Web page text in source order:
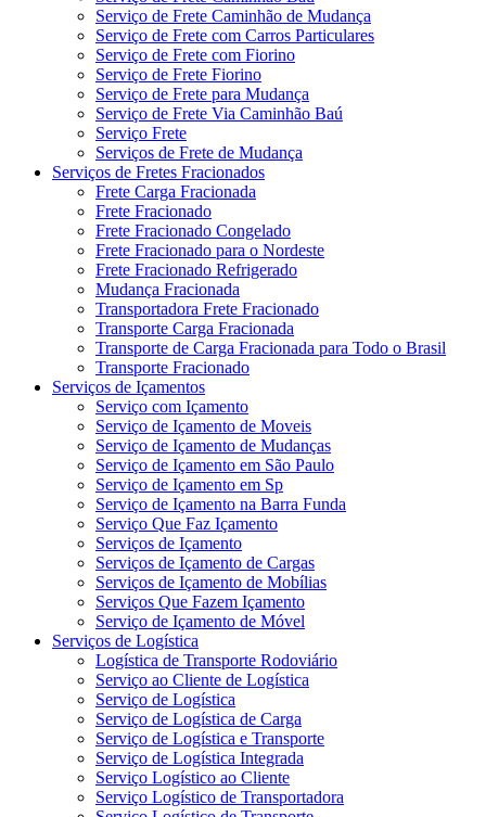
Serviço de Frete Caminhão de Mudança
Serviço de Frete com Carros Particulares
Serviço de Frete com Fiorino
Serviço de Frete Fiorino
Serviço de Frete para Mudança
Serviço de Frete Via Caminhão Baú
Serviço Frete
Serviços de Frete de Mudança
Serviços de Fretes Fracionados
Frete Carga Fracionada
Frete Fracionado
Frete Fracionado Congelado
Frete Fracionado para o Nordeste
Frete Fracionado Refrigerado
Mudança Fracionada
Transportadora Frete Fracionado
Transporte Carga Fracionada
Transporte de Carga Fracionada para Todo o Brasil
Transporte Fracionado
Serviços de Içamentos
Serviço com Içamento
Serviço de Içamento de Moveis
Serviço de Içamento de Mudanças
Serviço de Içamento em São Paulo
Serviço de Içamento em Sp
Serviço de Içamento na Barra Funda
Serviço Que Faz Içamento
Serviços de Içamento
Serviços de Içamento de Cargas
Serviços de Içamento de Mobílias
Serviços Que Fazem Içamento
Serviço de Içamento de Móvel
Serviços de Logística
Logística de Transporte Rodoviário
Serviço ao Cliente de Logística
Serviço de Logística
Serviço de Logística de Carga
Serviço de Logística e Transporte
Serviço de Logística Integrada
Serviço Logístico ao Cliente
Serviço Logístico de Transportadora